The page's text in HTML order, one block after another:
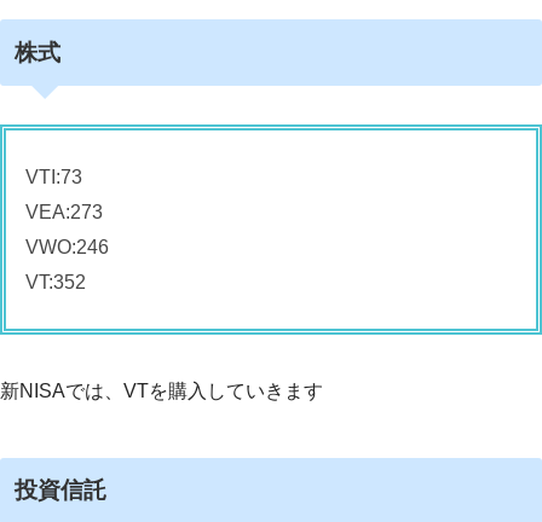
株式
VTI:73
VEA:273
VWO:246
VT:352
新NISAでは、VTを購入していきます
投資信託